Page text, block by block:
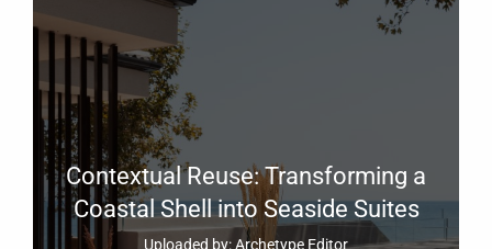
Contextual Reuse: Transforming a
Coastal Shell into Seaside Suites
Uploaded by: Archetype Editor